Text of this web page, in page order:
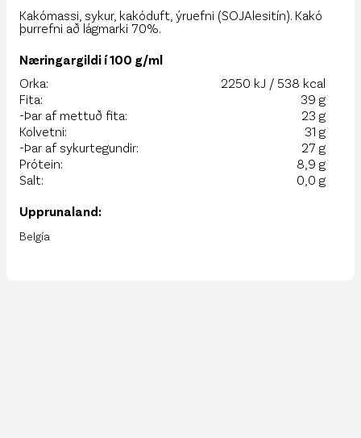
Kakómassi, sykur, kakóduft, ýruefni (SOJAlesitín). Kakó
þurrefni að lágmarki 70%.
Næringargildi í 100 g/ml
Orka:
2250 kJ / 538 kcal
Fita:
39 g
-Þar af mettuð fita:
23 g
Kolvetni:
31 g
-Þar af sykurtegundir:
27 g
Prótein:
8,9 g
Salt:
0,0 g
Upprunaland:
Belgía